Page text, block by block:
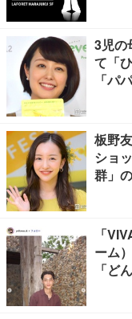
3児の
て「
「パ
板野
ショ
群」
「
ーム
「ど